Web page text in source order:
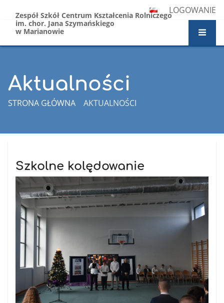
LOGOWANIE
Zespół Szkół Centrum Kształcenia Rolniczego
im. chor. Jana Szymańskiego
w Marianowie
Aktualności
STRONA GŁÓWNA AKTUALNOŚCI
Szkolne kolędowanie